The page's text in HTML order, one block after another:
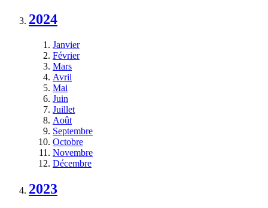
2024
Janvier
Février
Mars
Avril
Mai
Juin
Juillet
Août
Septembre
Octobre
Novembre
Décembre
2023